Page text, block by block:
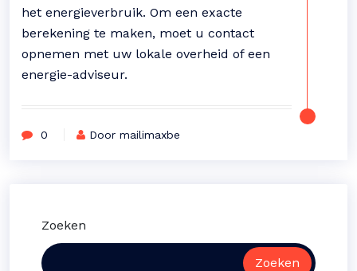
het energieverbruik. Om een exacte
berekening te maken, moet u contact
opnemen met uw lokale overheid of een
energie-adviseur.
0 Door mailimaxbe
Zoeken
Zoeken